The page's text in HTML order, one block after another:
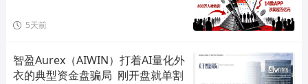
5天前
智盈Aurex（AIWIN）打着AI量化外
衣的典型资金盘骗局  刚开盘就单割